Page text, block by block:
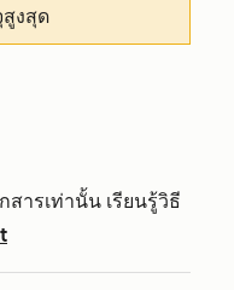
งสุด
ารเท่านั้น เรียนรู้วิธี